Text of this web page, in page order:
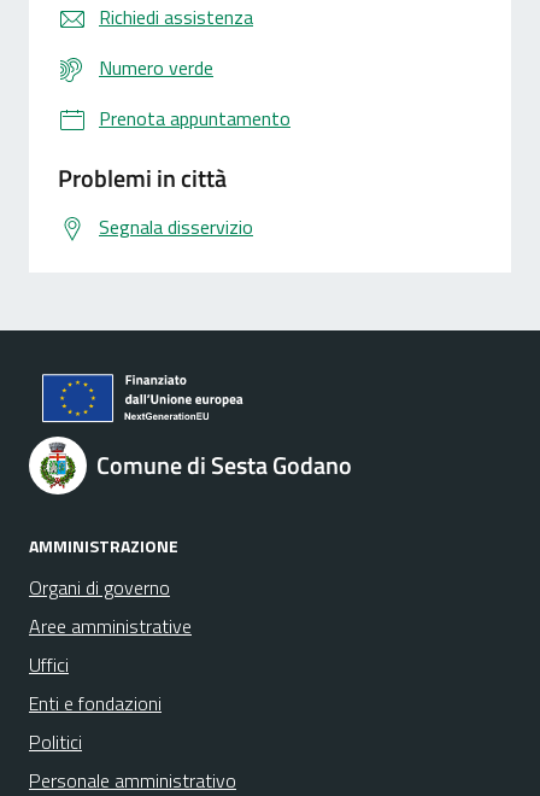
Richiedi assistenza
Numero verde
Prenota appuntamento
Problemi in città
Segnala disservizio
Comune di Sesta Godano
AMMINISTRAZIONE
Organi di governo
Aree amministrative
Uffici
Enti e fondazioni
Politici
Personale amministrativo